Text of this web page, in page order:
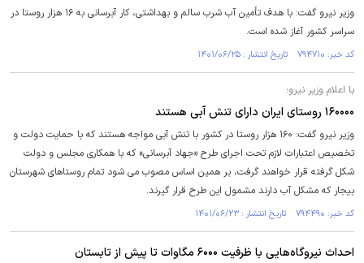
وزیر نیرو گفت: با هدف تأمین آب شرب سالم و بهداشتی، کار آبرسانی به ۱۶ هزار روستا در
سراسر کشور آغاز شده است.
کد خبر: ۷۹۴۷۱۰ تاریخ انتشار : ۱۴۰۱/۰۶/۲۵
با اعلام وزیر نیرو؛
۱۶۰۰۰۰ روستای ایران دارای تنش آبی هستند
وزیر نیرو گفت: ۱۶۰ هزار روستا در کشور با تنش آبی مواجه هستند که با حمایت دولت و
تخصیص اعتبارات لازم تحت اجرای طرح «جهاد آبرسانی» که با همکاری مجلس و دولت
شکل گرفته قرار خواهند گرفت، بر همین اساس مصوب می شود تمام روستاهای شهرستان
بیجار که مشکل آب دارند مشمول این طرح قرار گیرند.
کد خبر: ۷۹۴۴۹۰ تاریخ انتشار : ۱۴۰۱/۰۶/۲۳
احداث نیروگاه‌هایی با ظرفیت ۶۰۰۰ مگاوات تا پیش از تابستان